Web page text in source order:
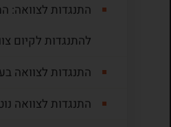
התנגדות לצוואה:
להתנגדות לקיום
התנגדות לצוואה
התנגדות לצוואה